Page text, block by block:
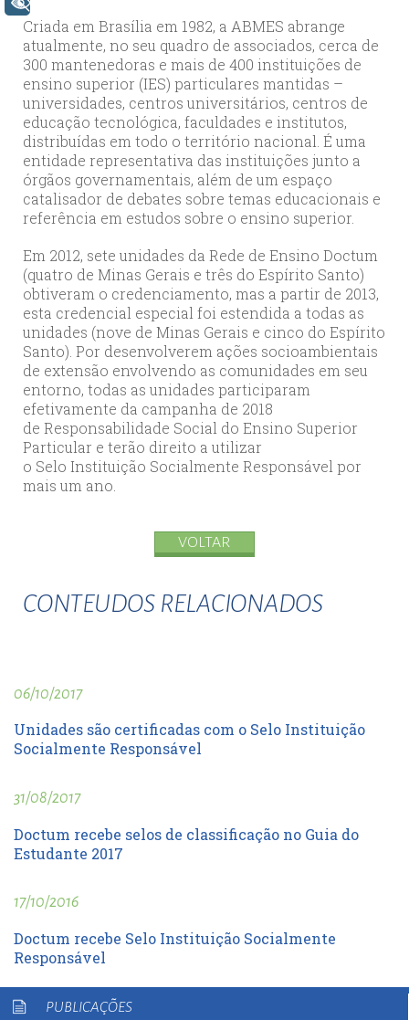
Criada em Brasília em 1982, a ABMES abrange
atualmente, no seu quadro de associados, cerca de
300 mantenedoras e mais de 400 instituições de
ensino superior (IES) particulares mantidas –
universidades, centros universitários, centros de
educação tecnológica, faculdades e institutos,
distribuídas em todo o território nacional. É uma
entidade representativa das instituições junto a
órgãos governamentais, além de um espaço
catalisador de debates sobre temas educacionais e
referência em estudos sobre o ensino superior.
Em 2012, sete unidades da Rede de Ensino Doctum
(quatro de Minas Gerais e três do Espírito Santo)
obtiveram o credenciamento, mas a partir de 2013,
esta credencial especial foi estendida a todas as
unidades (nove de Minas Gerais e cinco do Espírito
Santo). Por desenvolverem ações socioambientais
de extensão envolvendo as comunidades em seu
entorno, todas as unidades participaram
efetivamente da campanha de 2018
de Responsabilidade Social do Ensino Superior
Particular e terão direito a utilizar
o Selo Instituição Socialmente Responsável por
mais um ano.
VOLTAR
CONTEUDOS RELACIONADOS
06/10/2017
Unidades são certificadas com o Selo Instituição
Socialmente Responsável
31/08/2017
Doctum recebe selos de classificação no Guia do
Estudante 2017
17/10/2016
Doctum recebe Selo Instituição Socialmente
Responsável
PUBLICAÇÕES